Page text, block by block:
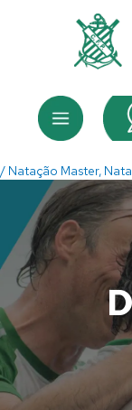
Menu
/ Natação Master,